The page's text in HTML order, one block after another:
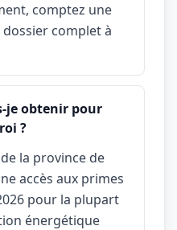
comptez une
complet à
je obtenir pour
?
la province de
accès aux primes
pour la plupart
énergétique